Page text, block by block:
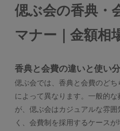
偲ぶ会の香典・
マナー｜金額相
香典と会費の違いと使い
偲ぶ会では、香典と会費のど
によって異なります。一般的
が、偲ぶ会はカジュアルな雰
く、会費制を採用するケース